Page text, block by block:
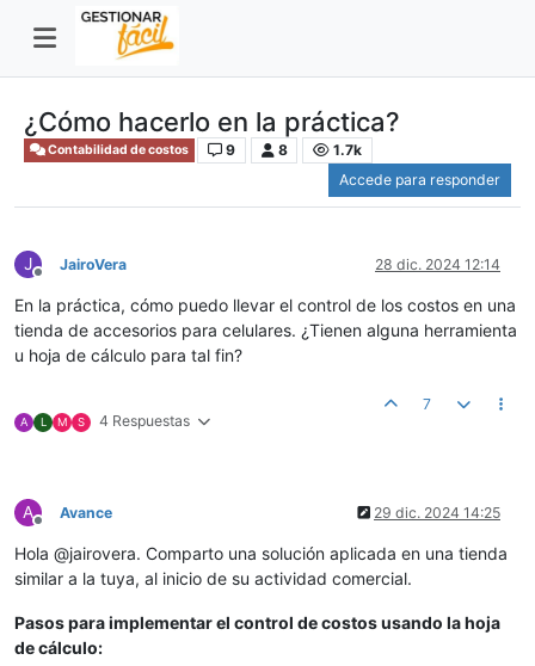
¿Cómo hacerlo en la práctica?
Contabilidad de costos 9 8
1.7k
Accede para responder
J
Desconectado
JairoVera 28 dic. 2024 12:14
En la práctica, cómo puedo llevar el control de los costos en una
tienda de accesorios para celulares. ¿Tienen alguna herramienta
u hoja de cálculo para tal fin?
A L M S 4 Respuestas
7
A
Desconectado
Avance 29 dic. 2024 14:25
Hola @jairovera. Comparto una solución aplicada en una tienda
similar a la tuya, al inicio de su actividad comercial.
Pasos para implementar el control de costos usando la hoja
de cálculo: